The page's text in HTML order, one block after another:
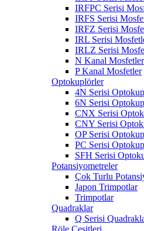
IRFPC Serisi
IRFS Serisi
IRFZ Serisi
IRL Serisi
IRLZ Serisi
N Kanal Mosfetler
P Kanal Mosfetler
Optokuplörler
4N Serisi
6N Serisi
CNX Serisi
CNY Serisi
OP Serisi
PC Serisi
SFH Serisi
Potansiyometreler
Çok Turlu
Japon Trimpotlar
Trimpotlar
Quadraklar
Q Serisi
Röle Çeşitleri